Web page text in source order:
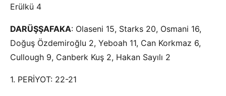
Erülkü 4
DARÜŞŞAFAKA: Olaseni 15, Starks 20, Osmani 16,
Doğuş Özdemiroğlu 2, Yeboah 11, Can Korkmaz 6,
Cullough 9, Canberk Kuş 2, Hakan Sayılı 2
1. PERİYOT: 22-21